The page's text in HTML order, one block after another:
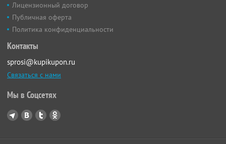
Лицензионный договор
Публичная оферта
Политика конфиденциальности
Контакты
sprosi@kupikupon.ru
Связаться с нами
Мы в Соцсетях